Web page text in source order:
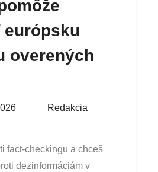
overených
Redakcia
fact-checkingu a chceš
dezinformáciám v